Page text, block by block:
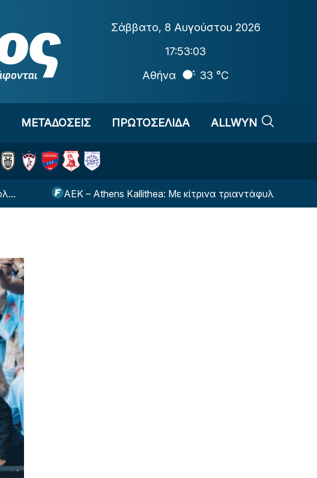
Σάββατο, 8 Αυγούστου 2026
17:53:03
Αθήνα
33 °C
ΜΕΤΑΔΟΣΕΙΣ ΠΡΩΤΟΣΕΛΙΔΑ ALLWYN
ΑΕΚ – Athens Kallithea: Με κίτρινα τριαντάφυλλα και ένα